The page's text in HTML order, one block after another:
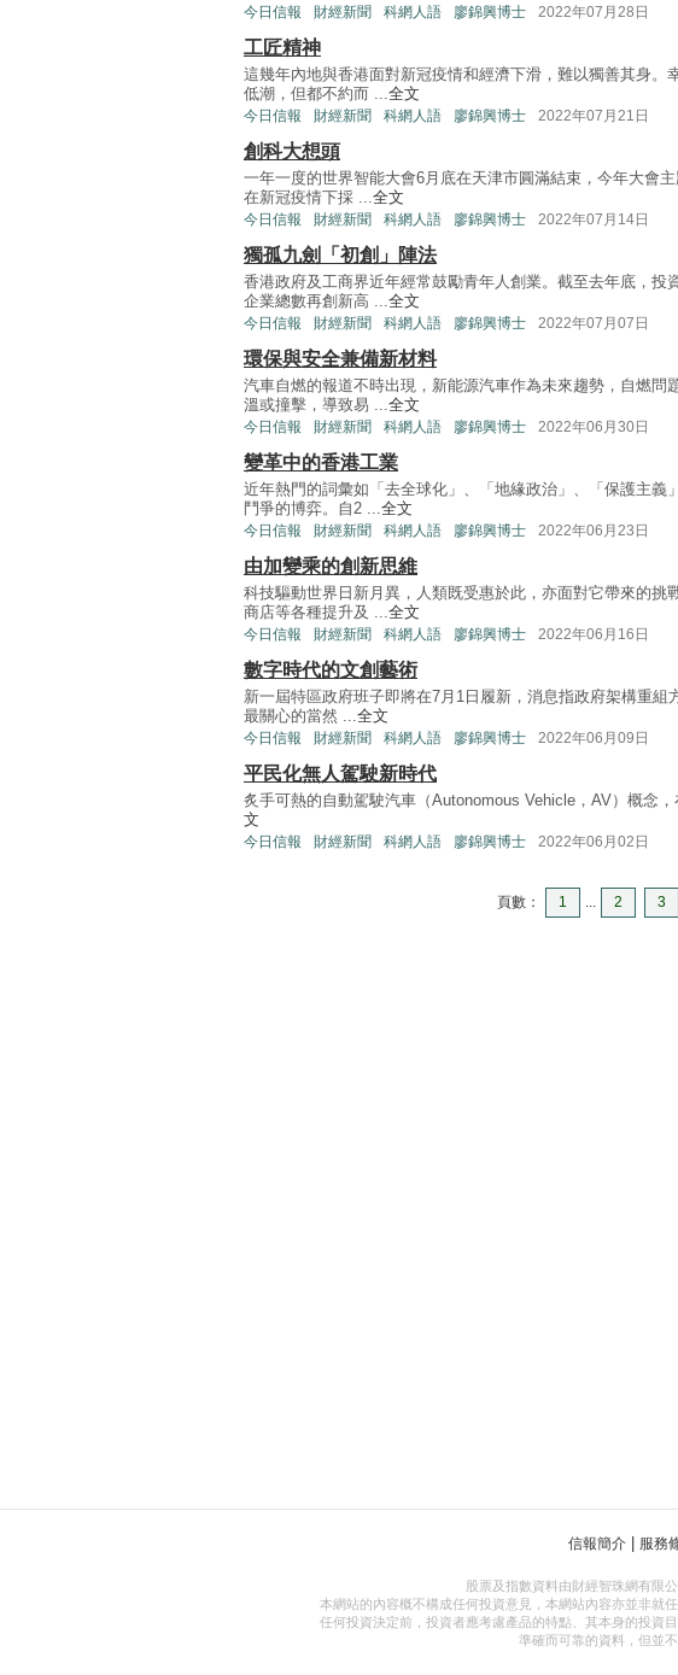
今日信報 財經新聞 科網人語 廖錦興博士 2022年07月28日
工匠精神
這幾年內地與香港面對新冠疫情和經濟下滑，難以獨善其身。
低潮，但都不約而 ...全文
今日信報 財經新聞 科網人語 廖錦興博士 2022年07月21日
創科大想頭
一年一度的世界智能大會6月底在天津市圓滿結束，今年大會
在新冠疫情下採 ...全文
今日信報 財經新聞 科網人語 廖錦興博士 2022年07月14日
獨孤九劍「初創」陣法
香港政府及工商界近年經常鼓勵青年人創業。截至去年底，投
企業總數再創新高 ...全文
今日信報 財經新聞 科網人語 廖錦興博士 2022年07月07日
環保與安全兼備新材料
汽車自燃的報道不時出現，新能源汽車作為未來趨勢，自燃問
溫或撞擊，導致易 ...全文
今日信報 財經新聞 科網人語 廖錦興博士 2022年06月30日
變革中的香港工業
近年熱門的詞彙如「去全球化」、「地緣政治」、「保護主義
鬥爭的博弈。自2 ...全文
今日信報 財經新聞 科網人語 廖錦興博士 2022年06月23日
由加變乘的創新思維
科技驅動世界日新月異，人類既受惠於此，亦面對它帶來的挑
商店等各種提升及 ...全文
今日信報 財經新聞 科網人語 廖錦興博士 2022年06月16日
數字時代的文創藝術
新一屆特區政府班子即將在7月1日履新，消息指政府架構重
最關心的當然 ...全文
今日信報 財經新聞 科網人語 廖錦興博士 2022年06月09日
平民化無人駕駛新時代
炙手可熱的自動駕駛汽車（Autonomous Vehicle，AV）概念
文
今日信報 財經新聞 科網人語 廖錦興博士 2022年06月02日
頁數： 1 ... 2 3
信報簡介 服務
股票及指數資料由財經智珠網有限
本網站的內容概不構成任何投資意見，本網站內容亦並非就
任何投資決定前，投資者應考慮產品的特點、其本身的投資
準確而可靠的資料，但並